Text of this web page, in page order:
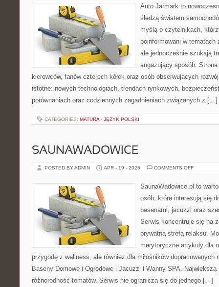
Auto Jarmark to
śledzą światem
myślą o czytelnikach,
poinformowani w
ale jednocześnie szukają
angażujący sposób.
kierowców, fanów czterech kółek oraz osób obserwujących
istotne: nowych technologiach, trendach rynkowych,
porównaniach oraz codziennych zagadnieniach związanych z […]
CATEGORIES: MATURA - JĘZYK POLSKI
SAUNAWADOWICE
POSTED BY ADMIN APR - 19 - 2026 COMMENTS OFFON
SaunaWadowice.pl to
osób, które interesują się
basenami, jacuzzi oraz
Serwis koncentruje się na
prywatną strefą relaksu.
merytoryczne artykuły dla
przygodę z wellness, ale również dla miłośników dopracowanych
Baseny Domowe i Ogrodowe i Jacuzzi i Wanny SPA. Największą
różnorodność tematów. Serwis nie ogranicza się do jednego […]